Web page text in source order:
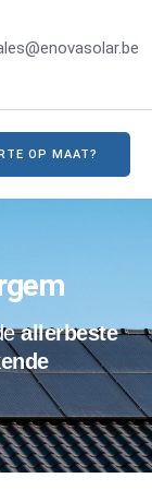
OP MAAT?
allerbeste